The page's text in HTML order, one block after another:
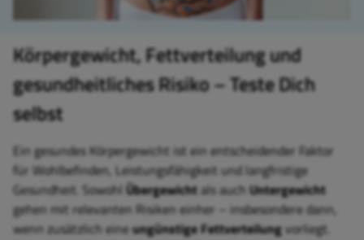
Körpergewicht, Fettverteilung und
gesundheitliches Risiko – Teste Dich
selbst
Ein gesundes Körpergewicht ist ein entscheidender Faktor
für Wohlbefinden, Leistungsfähigkeit und langfristige
Gesundheit. Sowohl Übergewichtals auchUntergewicht
gehen mit relevanten Risiken einher – insbesondere dann,
wenn zusätzlich eineungünstige Fettverteilung vorliegt.